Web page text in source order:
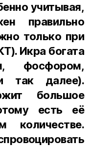
учитывая,
правильно
только при
Икра богата
фосфором,
так далее).
большое
есть её
количестве.